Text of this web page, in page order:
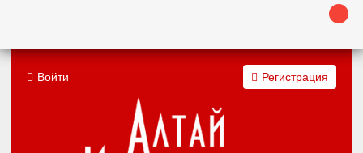
Войти Регистрация